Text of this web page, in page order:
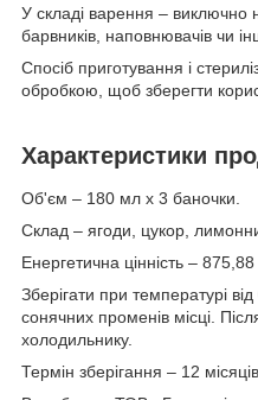
У складі варення – виключно
барвників, наповнювачів чи
Спосіб приготування і
обробкою, щоб зберегти
Характеристики
Об'єм – 180 мл х 3 баночки.
Склад – ягоди, цукор,
Енергетична цінність –
Зберігати при температурі
сонячних променів місці.
холодильнику.
Термін зберігання – 12 місяців.